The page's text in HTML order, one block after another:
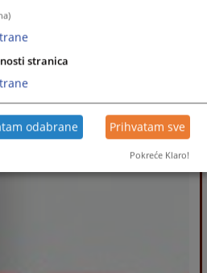
stranica
odabrane Prihvatam sve
Pokreće Klaro!